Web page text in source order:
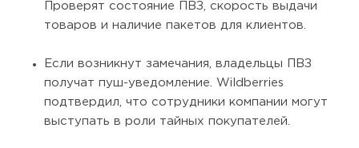
Проверят состояние ПВЗ, скорость выдачи
товаров и наличие пакетов для клиентов.
Если возникнут замечания, владельцы ПВЗ
получат пуш-уведомление. Wildberries
подтвердил, что сотрудники компании могут
выступать в роли тайных покупателей.